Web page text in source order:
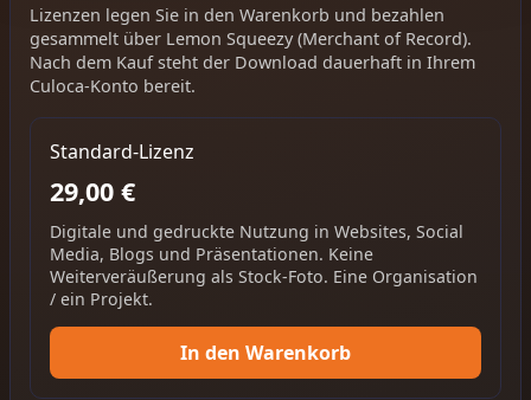
Lizenzen legen Sie in den Warenkorb und bezahlen
gesammelt über Lemon Squeezy (Merchant of Record).
Nach dem Kauf steht der Download dauerhaft in Ihrem
Culoca-Konto bereit.
Standard-Lizenz
29,00 €
Digitale und gedruckte Nutzung in Websites, Social
Media, Blogs und Präsentationen. Keine
Weiterveräußerung als Stock-Foto. Eine Organisation
/ ein Projekt.
In den Warenkorb